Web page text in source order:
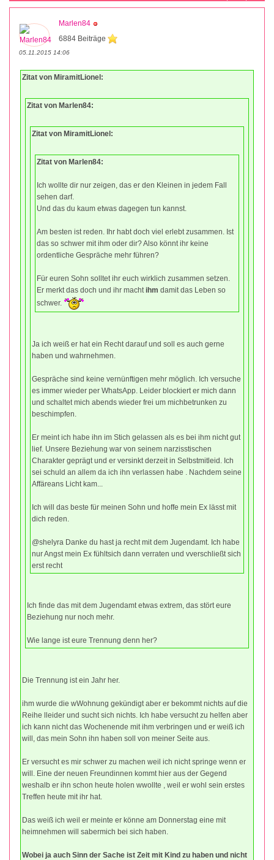
Marlen84
6884 Beiträge
05.11.2015 14:06
Zitat von MiramitLionel:
Zitat von Marlen84:
Zitat von MiramitLionel:
Zitat von Marlen84:
Ich wollte dir nur zeigen, das er den Kleinen in jedem Fall
sehen darf.
Und das du kaum etwas dagegen tun kannst.
Am besten ist reden. Ihr habt doch viel erlebt zusammen. Ist
das so schwer mit ihm oder dir? Also könnt ihr keine
ordentliche Gespräche mehr führen?
Für euren Sohn solltet ihr euch wirklich zusammen setzen.
Er merkt das doch und ihr macht ihm damit das Leben so
schwer.
Ja ich weiß er hat ein Recht darauf und soll es auch gerne
haben und wahrnehmen.
Gespräche sind keine vernünftigen mehr möglich. Ich versuche
es immer wieder per WhatsApp. Leider blockiert er mich dann
und schaltet mich abends wieder frei um michbetrunken zu
beschimpfen.
Er meint ich habe ihn im Stich gelassen als es bei ihm nicht gut
lief. Unsere Beziehung war von seinem narzisstischen
Charakter geprägt und er versinkt derzeit in Selbstmitleid. Ich
sei schuld an allem da ich ihn verlassen habe . Nachdem seine
Affäreans Licht kam...
Ich will das beste für meinen Sohn und hoffe mein Ex lässt mit
dich reden.
@shelyra Danke du hast ja recht mit dem Jugendamt. Ich habe
nur Angst mein Ex fühltsich dann verraten und vverschließt sich
erst recht
Ich finde das mit dem Jugendamt etwas extrem, das stört eure
Beziehung nur noch mehr.
Wie lange ist eure Trennung denn her?
Die Trennung ist ein Jahr her.
ihm wurde die wWohnung gekündigt aber er bekommt nichts auf die
Reihe lleider und sucht sich nichts. Ich habe versucht zu helfen aber
ich kann nicht das Wochenende mit ihm verbringen und er weiß ich
will, das mein Sohn ihn haben soll von meiner Seite aus.
Er versucht es mir schwer zu machen weil ich nicht springe wenn er
will. Eine der neuen Freundinnen kommt hier aus der Gegend
weshalb er ihn schon heute holen wwollte , weil er wohl sein erstes
Treffen heute mit ihr hat.
Das weiß ich weil er meinte er könne am Donnerstag eine mit
heimnehmen will sabermich bei sich haben.
Wobei ja auch Sinn der Sache ist Zeit mit Kind zu haben und nicht